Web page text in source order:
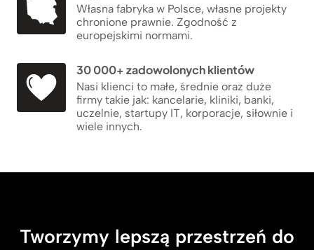
Własna fabryka w Polsce, własne projekty
chronione prawnie. Zgodność z
europejskimi normami.
30 000+ zadowolonych klientów
Nasi klienci to małe, średnie oraz duże
firmy takie jak: kancelarie, kliniki, banki,
uczelnie, startupy IT, korporacje, siłownie i
wiele innych.
Tworzymy lepszą przestrzeń do